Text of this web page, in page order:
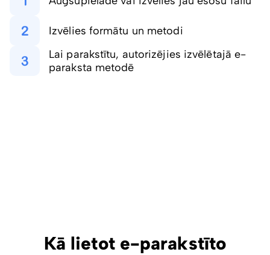
Izvēlies formātu un metodi
Lai parakstītu, autorizējies izvēlētajā e-
paraksta metodē
Kā lietot e-parakstīto